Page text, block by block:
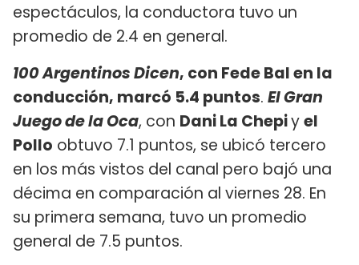
espectáculos, la conductora tuvo un
promedio de 2.4 en general.
100 Argentinos Dicen, con Fede Bal en la
conducción, marcó 5.4 puntos. El Gran
Juego de la Oca, con Dani La Chepiyel
Pollo obtuvo 7.1 puntos, se ubicó tercero
en los más vistos del canal pero bajó una
décima en comparación al viernes 28. En
su primera semana, tuvo un promedio
general de 7.5 puntos.